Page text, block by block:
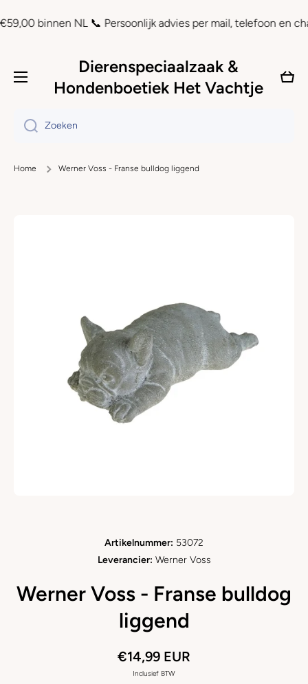
Doorgaan naar artikel
binnen NL 📞 Persoonlijk advies per mail, telefoon en chat
Dierenspeciaalzaak &
Hondenboetiek Het Vachtje
Zoeken
Home Werner Voss - Franse bulldog liggend
Artikelnummer: 53072
Leverancier: Werner Voss
Werner Voss - Franse bulldog
liggend
€14,99 EUR
Inclusief BTW